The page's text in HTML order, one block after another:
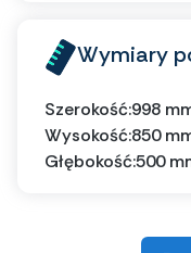
Wymiary
Szerokość:998
Wysokość:850
Głębokość:500